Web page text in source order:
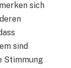
sich
sind
Stimmung